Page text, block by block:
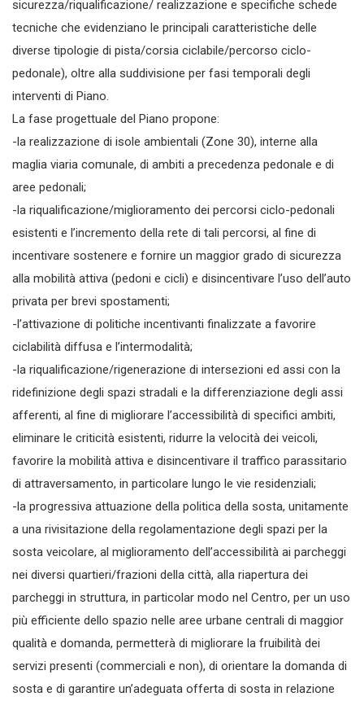
sicurezza/riqualificazione/ realizzazione e specifiche schede
tecniche che evidenziano le principali caratteristiche delle
diverse tipologie di pista/corsia ciclabile/percorso ciclo-
pedonale), oltre alla suddivisione per fasi temporali degli
interventi di Piano.
La fase progettuale del Piano propone:
-la realizzazione di isole ambientali (Zone 30), interne alla
maglia viaria comunale, di ambiti a precedenza pedonale e di
aree pedonali;
-la riqualificazione/miglioramento dei percorsi ciclo-pedonali
esistenti e l’incremento della rete di tali percorsi, al fine di
incentivare sostenere e fornire un maggior grado di sicurezza
alla mobilità attiva (pedoni e cicli) e disincentivare l’uso dell’auto
privata per brevi spostamenti;
-l’attivazione di politiche incentivanti finalizzate a favorire
ciclabilità diffusa e l’intermodalità;
-la riqualificazione/rigenerazione di intersezioni ed assi con la
ridefinizione degli spazi stradali e la differenziazione degli assi
afferenti, al fine di migliorare l’accessibilità di specifici ambiti,
eliminare le criticità esistenti, ridurre la velocità dei veicoli,
favorire la mobilità attiva e disincentivare il traffico parassitario
di attraversamento, in particolare lungo le vie residenziali;
-la progressiva attuazione della politica della sosta, unitamente
a una rivisitazione della regolamentazione degli spazi per la
sosta veicolare, al miglioramento dell’accessibilità ai parcheggi
nei diversi quartieri/frazioni della città, alla riapertura dei
parcheggi in struttura, in particolar modo nel Centro, per un uso
più efficiente dello spazio nelle aree urbane centrali di maggior
qualità e domanda, permetterà di migliorare la fruibilità dei
servizi presenti (commerciali e non), di orientare la domanda di
sosta e di garantire un’adeguata offerta di sosta in relazione